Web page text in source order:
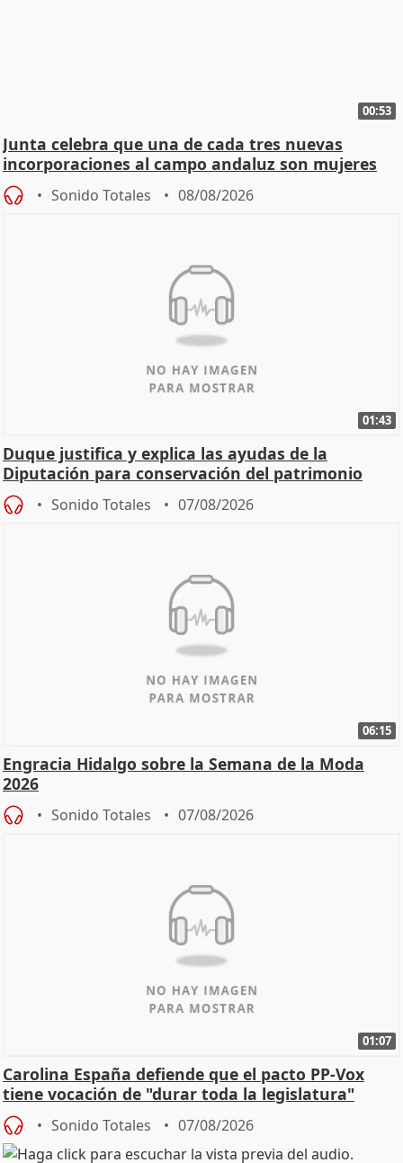
00:53
Junta celebra que una de cada tres nuevas
incorporaciones al campo andaluz son mujeres
jóvenes
Sonido Totales 08/08/2026
01:43
Duque justifica y explica las ayudas de la
Diputación para conservación del patrimonio
Sonido Totales 07/08/2026
06:15
Engracia Hidalgo sobre la Semana de la Moda
2026
Sonido Totales 07/08/2026
01:07
Carolina España defiende que el pacto PP-Vox
tiene vocación de "durar toda la legislatura"
Sonido Totales 07/08/2026